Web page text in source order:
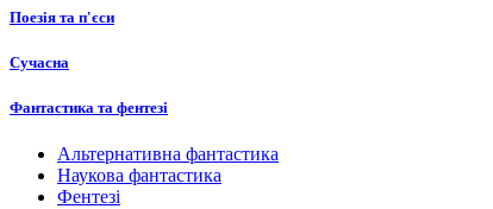
Поезія та п'єси
Сучасна
Фантастика та фентезі
Альтернативна фантастика
Наукова фантастика
Фентезі